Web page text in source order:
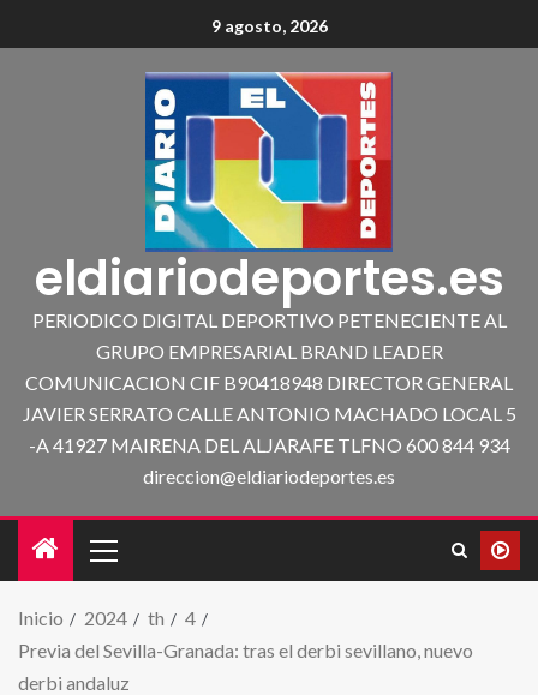
9 agosto, 2026
eldiariodeportes.es
PERIODICO DIGITAL DEPORTIVO PETENECIENTE AL
GRUPO EMPRESARIAL BRAND LEADER
COMUNICACION CIF B90418948 DIRECTOR GENERAL
JAVIER SERRATO CALLE ANTONIO MACHADO LOCAL 5
-A 41927 MAIRENA DEL ALJARAFE TLFNO 600 844 934
direccion@eldiariodeportes.es
Inicio 2024 th
4
Previa del Sevilla-Granada: tras el derbi sevillano, nuevo
derbi andaluz